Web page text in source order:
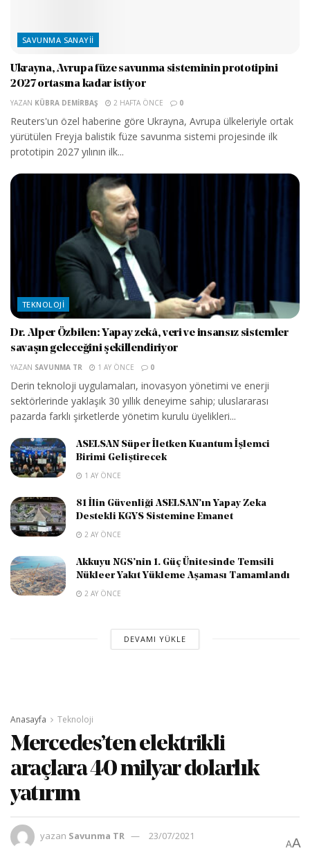
SAVUNMA SANAYII
Ukrayna, Avrupa füze savunma sisteminin prototipini
2027 ortasına kadar istiyor
YAZAN KÜBRA DEMIRBAŞ 2 HAFTA ÖNCE 0
Reuters'un özel haberine göre Ukrayna, Avrupa ülkeleriyle ortak
yürütülen Freyja balistik füze savunma sistemi projesinde ilk
prototipin 2027 yılının ilk...
TEKNOLOJI
Dr. Alper Özbilen: Yapay zekâ, veri ve insansız sistemler
savaşın geleceğini şekillendiriyor
YAZAN SAVUNMA TR 1 AY ÖNCE 0
Derin teknoloji uygulamaları, inovasyon yönetimi ve enerji
sektörlerinde yaklaşık 30 yıllık deneyime sahip; uluslararası
pazarda farklı şirketlerde yönetim kurulu üyelikleri...
ASELSAN Süper İletken Kuantum İşlemci
Birimi Geliştirecek
1 AY ÖNCE
81 İlin Güvenliği ASELSAN’ın Yapay Zeka
Destekli KGYS Sistemine Emanet
2 AY ÖNCE
Akkuyu NGS’nin 1. Güç Ünitesinde Temsili
Nükleer Yakıt Yükleme Aşaması Tamamlandı
2 AY ÖNCE
DEVAMI YÜKLE
Anasayfa Teknoloji
Mercedes’ten elektrikli
araçlara 40 milyar dolarlık
yatırım
yazan Savunma TR
23/07/2021
AA